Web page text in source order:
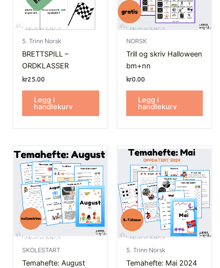
5. Trinn Norsk
BRETTSPILL –
ORDKLASSER
kr25.00
Legg i
handlekurv
NORSK
Trill og skriv Halloween
bm+nn
kr0.00
Legg i
handlekurv
SKOLESTART
Temahefte: August
5. Trinn Norsk
Temahefte: Mai 2024